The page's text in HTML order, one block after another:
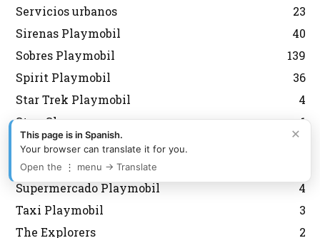
Servicios urbanos
23
Sirenas Playmobil
40
Sobres Playmobil
139
Spirit Playmobil
36
Star Trek Playmobil
4
Stun Show
1
Submarinos y buceo
Súper 4 Playmobil
Supermercado Playmobil
4
Taxi Playmobil
3
The Explorers
2
×
This page is in Spanish.
Your browser can translate it for you.
Open the ⋮ menu → Translate